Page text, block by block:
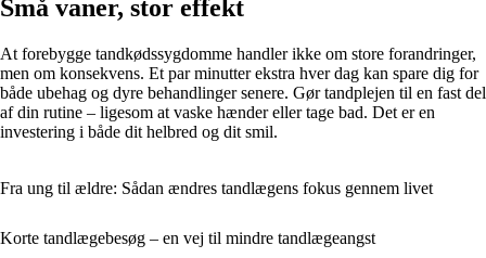
Små vaner, stor effekt
At forebygge tandkødssygdomme handler ikke om store forandringer,
men om konsekvens. Et par minutter ekstra hver dag kan spare dig for
både ubehag og dyre behandlinger senere. Gør tandplejen til en fast del
af din rutine – ligesom at vaske hænder eller tage bad. Det er en
investering i både dit helbred og dit smil.
Fra ung til ældre: Sådan ændres tandlægens fokus gennem livet
Korte tandlægebesøg – en vej til mindre tandlægeangst